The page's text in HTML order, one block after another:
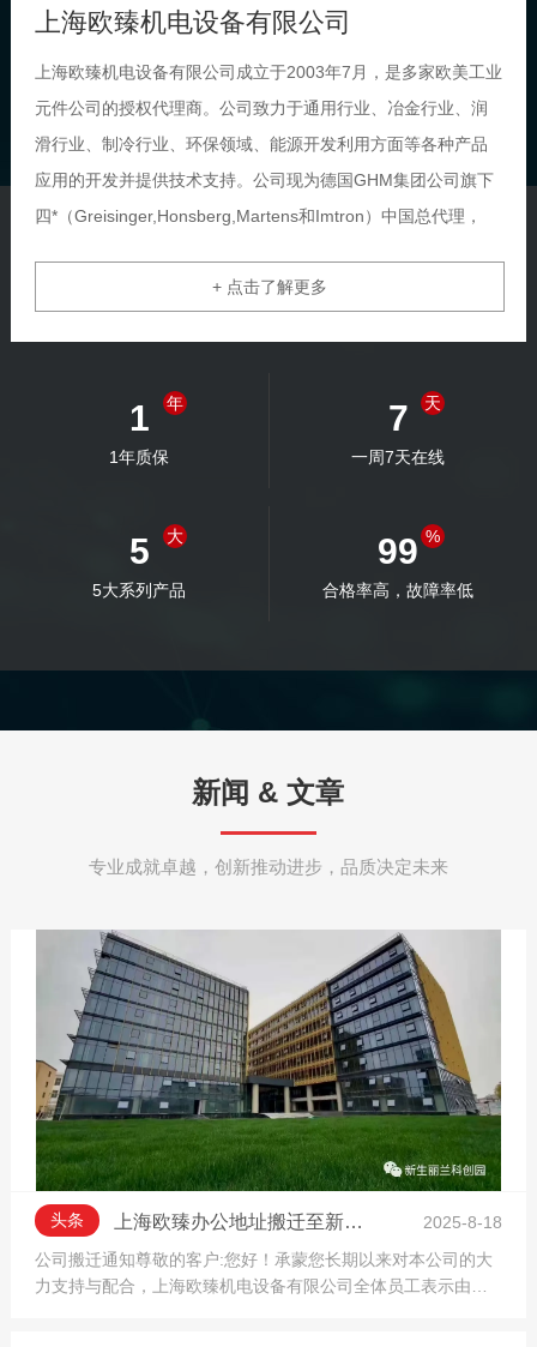
上海欧臻机电设备有限公司
上海欧臻机电设备有限公司成立于2003年7月，是多家欧美工业
元件公司的授权代理商。公司致力于通用行业、冶金行业、润
滑行业、制冷行业、环保领域、能源开发利用方面等各种产品
应用的开发并提供技术支持。公司现为德国GHM集团公司旗下
四*（Greisinger,Honsberg,Martens和Imtron）中国总代理，
是美国DEUBLIN旋转接头华东区总代理、美国MTS传感器中国
+ 点击了解更多
1 年
1年质保
7 天
一周7天在线
5 大
5大系列产品
99 %
合格率高，故障率低
新闻 & 文章
专业成就卓越，创新推动进步，品质决定未来
头条 上海欧臻办公地址搬迁至新生丽兰广场
2025-8-18
公司搬迁通知尊敬的客户:您好！承蒙您长期以来对本公司的大
力支持与配合，上海欧臻机电设备有限公司全体员工表示由衷